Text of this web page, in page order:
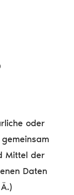
oder
Mittel der
Daten